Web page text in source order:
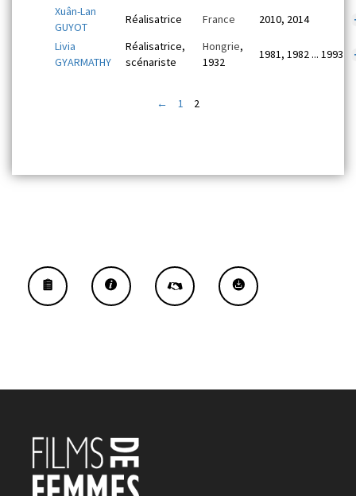
Xuân-Lan
GUYOT
Réalisatrice France 2010, 2014
Livia
GYARMATHY
Réalisatrice,
scénariste
Hongrie,
1932
1981, 1982 ... 1993
← 1 2